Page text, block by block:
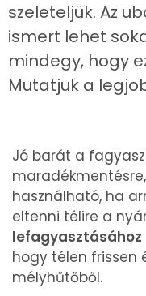
szeleteljük. Az
ismert lehet
mindegy, hogy
Mutatjuk a
Jó barát a
használható, ha
eltenni télire a
lefagyasztásához
hogy télen frissen
mélyhűtőből.